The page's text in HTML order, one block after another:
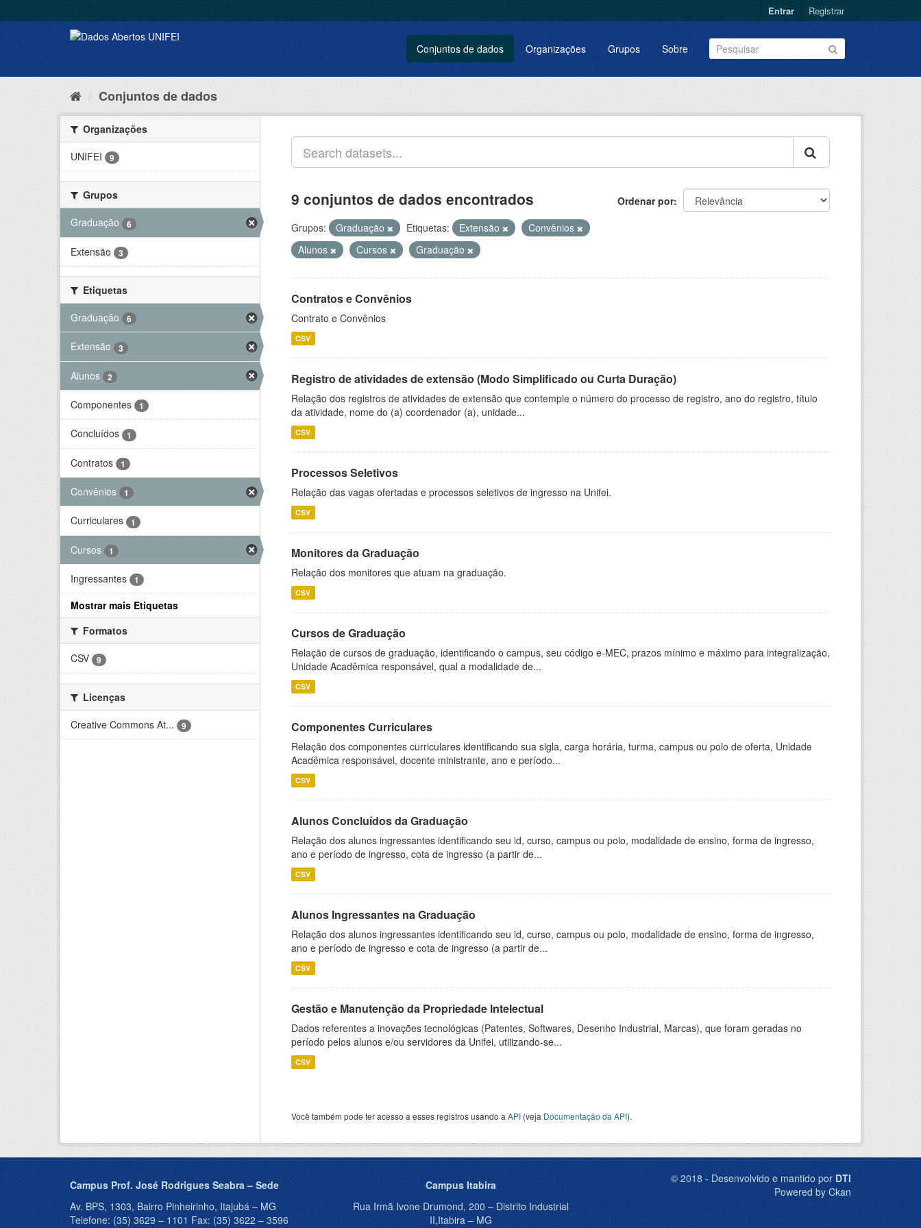
Entrar Registrar
Conjuntos de dados Organizações Grupos Sobre
Conjuntos de dados
Organizações
UNIFEI
9
Grupos
Graduação
6
Extensão 3
Etiquetas
Graduação
6
Extensão 3
Alunos 2
Componentes 1
Concluídos 1
Contratos 1
Convênios 1
Curriculares 1
Cursos 1
Ingressantes 1
Mostrar mais Etiquetas
Formatos
CSV
9
Licenças
Creative Commons At...
9
Ordenar por
9 conjuntos de dados encontrados
Grupos: Graduação Etiquetas: Extensão
Convênios
Alunos
Cursos Graduação
Contratos e Convênios
Contrato e Convênios
CSV
Registro de atividades de extensão (Modo Simplificado ou Curta Duração)
Relação dos registros de atividades de extensão que contemple o número do processo de registro, ano do registro, título
da atividade, nome do (a) coordenador (a), unidade...
CSV
Processos Seletivos
Relação das vagas ofertadas e processos seletivos de ingresso na Unifei.
CSV
Monitores da Graduação
Relação dos monitores que atuam na graduação.
CSV
Cursos de Graduação
Relação de cursos de graduação, identificando o campus, seu código e-MEC, prazos mínimo e máximo para integralização,
Unidade Acadêmica responsável, qual a modalidade de...
CSV
Componentes Curriculares
Relação dos componentes curriculares identificando sua sigla, carga horária, turma, campus ou polo de oferta, Unidade
Acadêmica responsável, docente ministrante, ano e período...
CSV
Alunos Concluídos da Graduação
Relação dos alunos ingressantes identificando seu id, curso, campus ou polo, modalidade de ensino, forma de ingresso,
ano e período de ingresso, cota de ingresso (a partir de...
CSV
Alunos Ingressantes na Graduação
Relação dos alunos ingressantes identificando seu id, curso, campus ou polo, modalidade de ensino, forma de ingresso,
ano e período de ingresso e cota de ingresso (a partir de...
CSV
Gestão e Manutenção da Propriedade Intelectual
Dados referentes a inovações tecnológicas (Patentes, Softwares, Desenho Industrial, Marcas), que foram geradas no
período pelos alunos e/ou servidores da Unifei, utilizando-se...
CSV
Você também pode ter acesso a esses registros usando a API (veja Documentação da API).
Campus Prof. José Rodrigues Seabra – Sede
Av. BPS, 1303, Bairro Pinheirinho, Itajubá – MG
Telefone: (35) 3629 – 1101 Fax: (35) 3622 – 3596
Campus Itabira
Rua Irmã Ivone Drumond, 200 – Distrito Industrial
II,Itabira – MG
© 2018 - Desenvolvido e mantido por DTI
Powered by Ckan